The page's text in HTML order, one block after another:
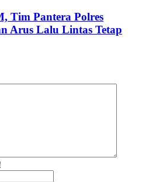
Tim Pantera Polres
Arus Lalu Lintas Tetap